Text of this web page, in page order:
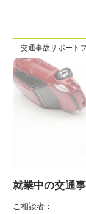
交通事故サポート
就業中の交通
ご相談者：